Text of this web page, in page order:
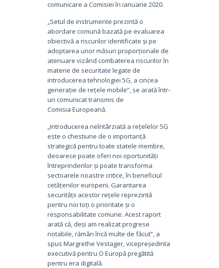
comunicare a Comisiei în ianuarie 2020.
„Setul de instrumente prezintă o
abordare comună bazată pe evaluarea
obiectivă a riscurilor identificate și pe
adoptarea unor măsuri proporționale de
atenuare vizând combaterea riscurilor în
materie de securitate legate de
introducerea tehnologiei 5G, a cincea
generație de rețele mobile”, se arată într-
un comunicat transmis de
Comisia Europeană.
„Introducerea neîntârziată a rețelelor 5G
este o chestiune de o importanță
strategică pentru toate statele membre,
deoarece poate oferi noi oportunități
întreprinderilor și poate transforma
sectoarele noastre critice, în beneficiul
cetățenilor europeni. Garantarea
securității acestor rețele reprezintă
pentru noi toți o prioritate și o
responsabilitate comune. Acest raport
arată că, deși am realizat progrese
notabile, rămân încă multe de făcut”, a
spus Margrethe Vestager, vicepreședinta
executivă pentru O Europă pregătită
pentru era digitală.